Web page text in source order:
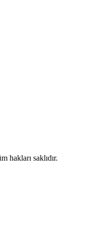
hakları saklıdır.